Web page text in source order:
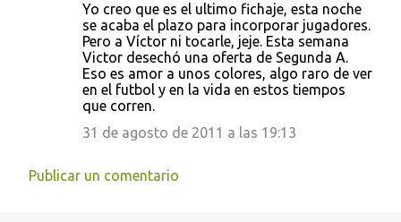
Yo creo que es el ultimo fichaje, esta noche
se acaba el plazo para incorporar jugadores.
Pero a Víctor ni tocarle, jeje. Esta semana
Victor desechó una oferta de Segunda A.
Eso es amor a unos colores, algo raro de ver
en el futbol y en la vida en estos tiempos
que corren.
31 de agosto de 2011 a las 19:13
Publicar un comentario